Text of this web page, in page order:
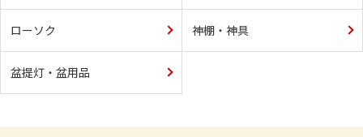
ローソク 神棚・神具
盆提灯・盆用品